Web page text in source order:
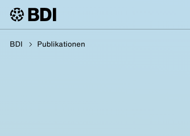
BDI Publikationen